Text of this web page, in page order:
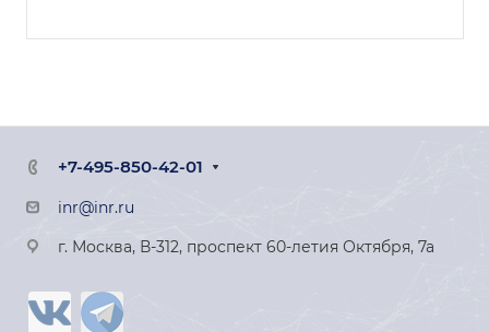
+7-495-850-42-01
inr@inr.ru
г. Москва, В-312, проспект 60-летия Октября, 7а